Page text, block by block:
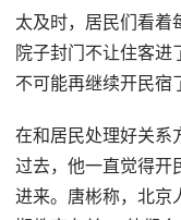
太及时，居民们看着
院子封门不让住客进
不可能再继续开民宿
在和居民处理好关系
过去，他一直觉得开
进来。唐彬称，北京